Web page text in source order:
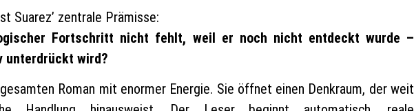
Suarez’ zentrale Prämisse:
Fortschritt nicht fehlt, weil er noch nicht entdeckt wurde –
unterdrückt wird?
Roman mit enormer Energie. Sie öffnet einen Denkraum, der weit